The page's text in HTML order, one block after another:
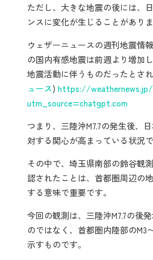
ただし、大きな地震の後には、
ンスに変化が生じることがありま
ウェザーニュースの週刊地震情
の国内有感地震は前週より増加
地震活動に伴うものだったとさ
ュース) https://
utm_source=chatgpt.com
つまり、三陸沖M7.7の発生後、
対する関心が高まっている状況で
その中で、埼玉県南部の鈴谷観
認されたことは、首都圏周辺の
する意味で重要です。
今回の観測は、三陸沖M7.7の後
のではなく、首都圏内陸部のM3
示すものです。